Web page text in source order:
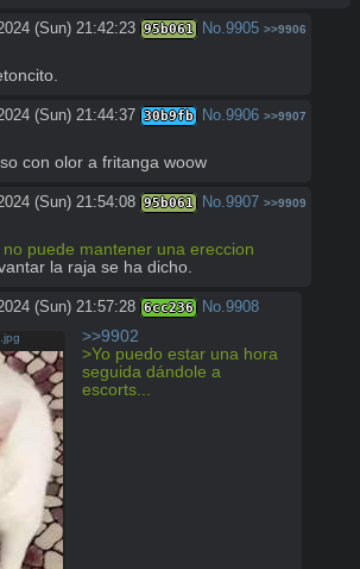
(Sun) 21:42:23 95b061 No.9905 >>9906
(Sun) 21:44:37 30b9fb No.9906 >>9907
con olor a fritanga woow
(Sun) 21:54:08 95b061 No.9907 >>9909
puede mantener una ereccion
la raja se ha dicho.
(Sun) 21:57:28 6cc236 No.9908
>>9902
>Yo puedo estar una hora
seguida dándole a
escorts...